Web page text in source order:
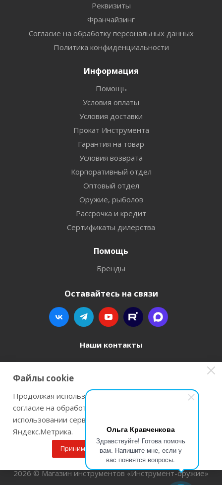
Ольга Кравченкова
Здравствуйте! Готова помочь
вам. Напишите мне, если у
вас появятся вопросы.
Реквизиты
Франчайзинг
Согласие на обработку персональных данных
Политика конфиденциальности
Информация
Помощь
Условия оплаты
Условия доставки
Прокат Инструмента
Гарантия на товар
Условия возврата
Корпоративный отдел
Оптовый отдел
Оружие, рыболов
Рассрочка и кредит
Сертификаты дилерства
Помощь
Бренды
Оставайтесь на связи
Наши контакты
8 800 77-00-962
г. Пермь, ул. Павла Преображенского, д.6А,
2026 © Магазин инструментов «Инструмент-оружие»
Файлы cookie
Продолжая использовать наш сайт Вы даете
согласие на обработку файлов cookie и
использовании сервисов веб-аналитики
Яндекс.Метрика.
Принимаю Подробнее